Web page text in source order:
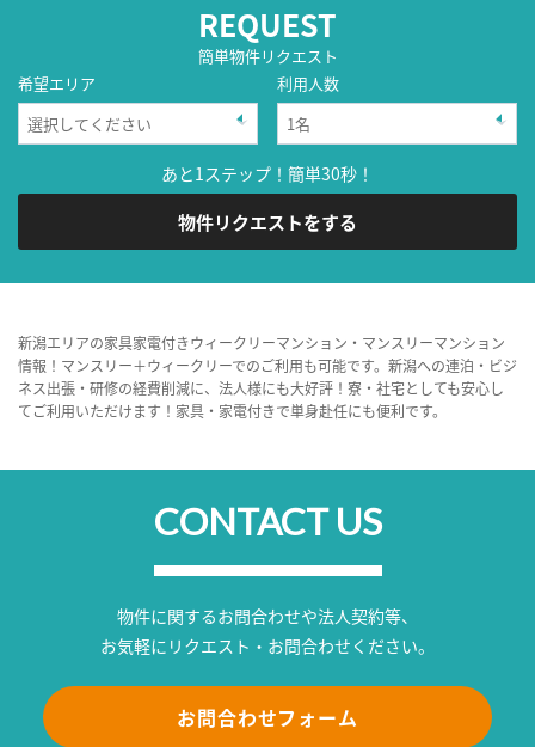
REQUEST
簡単物件リクエスト
希望エリア
利用人数
あと1ステップ！簡単30秒！
物件リクエストをする
新潟エリアの家具家電付きウィークリーマンション・マンスリーマンション
情報！マンスリー＋ウィークリーでのご利用も可能です。新潟への連泊・ビジ
ネス出張・研修の経費削減に、法人様にも大好評！寮・社宅としても安心し
てご利用いただけます！家具・家電付きで単身赴任にも便利です。
CONTACT US
物件に関するお問合わせや法人契約等、
お気軽にリクエスト・お問合わせください。
お問合わせフォーム